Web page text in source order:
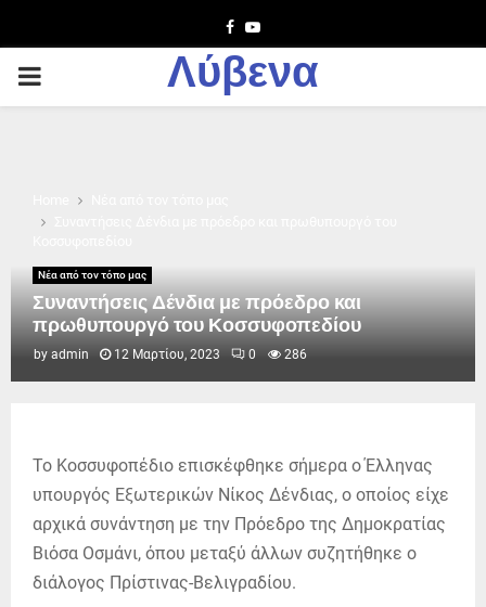
Facebook
Youtube
PRIMARY
Λύβενα
Νέα από τον τόπο μας
Συναντήσεις Δένδια με πρόεδρο και
πρωθυπουργό του Κοσσυφοπεδίου
by admin 12 Μαρτίου, 2023 0 286
Το Κοσσυφοπέδιο επισκέφθηκε σήμερα ο Έλληνας
υπουργός Εξωτερικών Νίκος Δένδιας, ο οποίος είχε
αρχικά συνάντηση με την Πρόεδρο της Δημοκρατίας
Βιόσα Οσμάνι, όπου μεταξύ άλλων συζητήθηκε ο
διάλογος Πρίστινας-Βελιγραδίου.